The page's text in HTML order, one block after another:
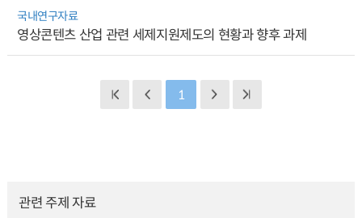
국내연구자료
영상콘텐츠 산업 관련 세제지원제도의 현황과 향후 과제
1
관련 주제 자료